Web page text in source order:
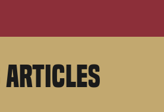
articles